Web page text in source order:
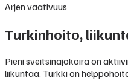
Arjen vaativuus
Turkinhoito,
Pieni sveitsinajokoira on
liikuntaa. Turkki on